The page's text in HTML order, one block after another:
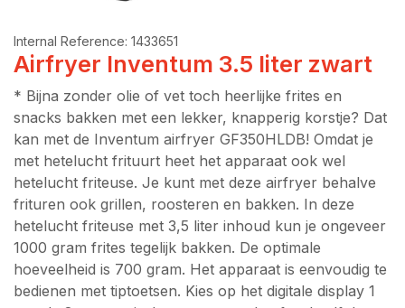
Internal Reference: 1433651
Airfryer Inventum 3.5 liter zwart
* Bijna zonder olie of vet toch heerlijke frites en
snacks bakken met een lekker, knapperig korstje? Dat
kan met de Inventum airfryer GF350HLDB! Omdat je
met hetelucht frituurt heet het apparaat ook wel
hetelucht friteuse. Je kunt met deze airfryer behalve
frituren ook grillen, roosteren en bakken. In deze
hetelucht friteuse met 3,5 liter inhoud kun je ongeveer
1000 gram frites tegelijk bakken. De optimale
hoeveelheid is 700 gram. Het apparaat is eenvoudig te
bedienen met tiptoetsen. Kies op het digitale display 1